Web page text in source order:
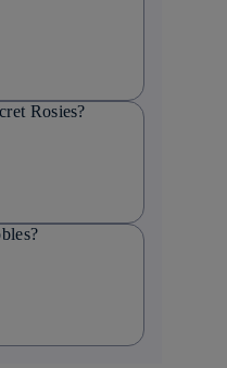
Rosies?